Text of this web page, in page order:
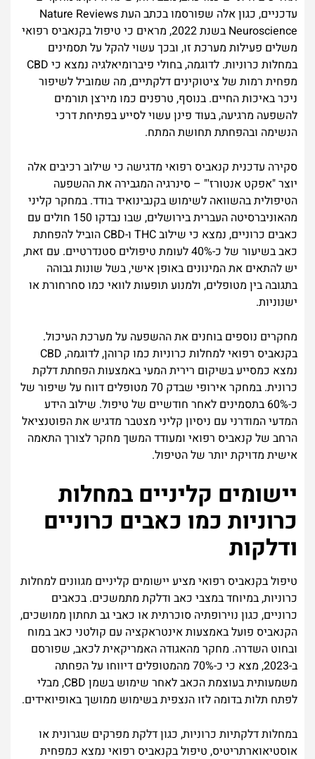
עדכניים, כגון אלה שפורסמו בכתב העת Nature Reviews
Neuroscience בשנת 2022, מראים כי טיפול בקנאביס רפואי
משלים פעילות מערכת זו, ובכך עשוי להקל על תסמינים
במחלות כרוניות. לדוגמה, בחולי פיברומיאלגיה נמצא כי CBD
מפחית רמות של ציטוקינים דלקתיים, מה שמוביל לשיפור
ניכר באיכות החיים. בנוסף, טרפנים כמו מירצן תורמים
להשפעה מרגיעה, בעוד פינן עשוי לסייע בפתיחת דרכי
הנשימה ובהפחתת תחושת המתח.
סקירה עדכנית קנאביס רפואי מדגישה כי שילוב רכיבים אלה
יוצר "אפקט אנטורז'" – סינרגיה המגבירה את ההשפעה
הטיפולית בהשוואה לשימוש בקנבינואיד בודד. במחקר קליני
מהאוניברסיטה העברית בירושלים, שבו נבדקו 150 חולים עם
כאבים כרוניים, נמצא כי שילוב THC ו-CBD הוביל להפחתת
כאב בשיעור של כ-40% לעומת טיפולים סטנדרטיים. עם זאת,
יש להתאים את המינונים באופן אישי, בשל שונות גבוהה
בתגובה בין מטופלים, ולמנוע תופעות לוואי כמו סחרחורת או
ישנוניות.
מחקרים נוספים בוחנים את ההשפעה על מערכת העיכול.
בקנאביס רפואי למחלות כרוניות כמו קרוהן, לדוגמה, CBD
נמצא כמסייע בשיקום רירית המעי באמצעות הפחתת דלקת
כרונית. במחקר אירופי שבדק 70 מטופלים דווח על שיפור של
כ-60% בתסמינים לאחר חודשיים של טיפול. שילוב הידע
המדעי המודרני עם ניסיון קליני מצטבר מדגיש את הפוטנציאל
הרחב של קנאביס רפואי ומעודד המשך מחקר לצורך התאמה
אישית מדויקת יותר של הטיפול.
יישומים קליניים במחלות
כרוניות כמו כאבים כרוניים
ודלקות
טיפול בקנאביס רפואי מציע יישומים קליניים מגוונים למחלות
כרוניות, במיוחד במצבי כאב ודלקת מתמשכים. בכאבים
כרוניים, כגון נוירופתיה סוכרתית או כאבי גב תחתון ממושכים,
הקנאביס פועל באמצעות אינטראקציה עם קולטני כאב במוח
ובחוט השדרה. מחקר מהאגודה האמריקאית לכאב, שפורסם
ב-2023, מצא כי כ-70% מהמטופלים דיווחו על הפחתה
משמעותית בעוצמת הכאב לאחר שימוש בשמן CBD, מבלי
לפתח תלות בדומה לזו הנצפית בשימוש ממושך באופיואידים.
במחלות דלקתיות כרוניות, כגון דלקת מפרקים שגרונית או
אוסטיאוארתריטיס, טיפול בקנאביס רפואי נמצא כמפחית